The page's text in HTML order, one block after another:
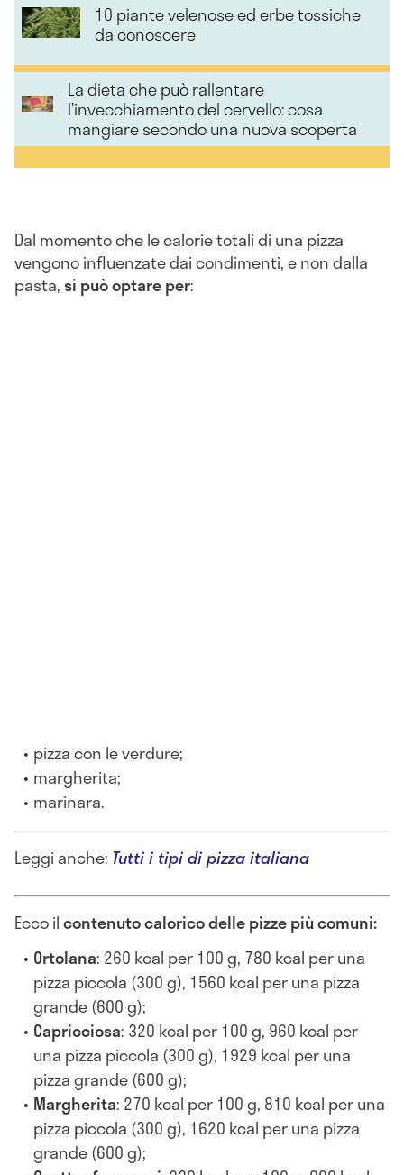
10 piante velenose ed erbe tossiche
da conoscere
La dieta che può rallentare
l’invecchiamento del cervello: cosa
mangiare secondo una nuova scoperta
Dal momento che le calorie totali di una pizza
vengono influenzate dai condimenti, e non dalla
pasta,si può optare per:
pizza con le verdure;
margherita;
marinara.
Leggi anche: Tutti i tipi di pizza italiana
Ecco ilcontenuto calorico delle pizze più comuni:
Ortolana: 260 kcal per 100 g, 780 kcal per una
pizza piccola (300 g), 1560 kcal per una pizza
grande (600 g);
Capricciosa: 320 kcal per 100 g, 960 kcal per
una pizza piccola (300 g), 1929 kcal per una
pizza grande (600 g);
Margherita: 270 kcal per 100 g, 810 kcal per una
pizza piccola (300 g), 1620 kcal per una pizza
grande (600 g);